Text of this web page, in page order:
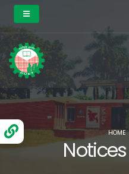
Notices
HOME